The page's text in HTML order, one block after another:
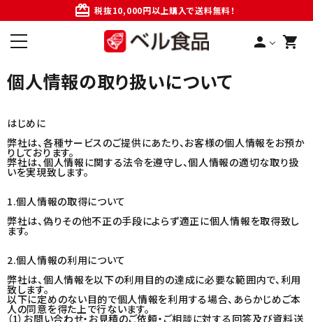
card_giftcard 税抜10,000円以上購入で送料無料！
person shopping_cart
個人情報の取り扱いについて
はじめに
弊社は、各種サービスのご提供にあたり、お客様の個人情報をお預か
りしております。
弊社は、個人情報に関する法令を遵守し、個人情報の適切な取り扱
いを実現致します。
1.個人情報の取得について
弊社は、偽りその他不正の手段によらず適正に個人情報を取得致し
ます。
2.個人情報の利用について
弊社は、個人情報を以下の利用目的の達成に必要な範囲内で、利用
致します。
以下に定めのない目的で個人情報を利用する場合、あらかじめご本
人の同意を得た上で行ないます。
（1）お問い合わせ・お見積のご依頼・ご相談に対する回答及び資料送